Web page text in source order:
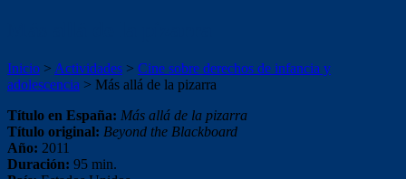
Inicio > Actividades > Cine sobre derechos de infancia y
adolescencia > Más allá de la pizarra
Título en España: Más allá de la pizarra
Título original: Beyond the Blackboard
Año: 2011
Duración: 95 min.